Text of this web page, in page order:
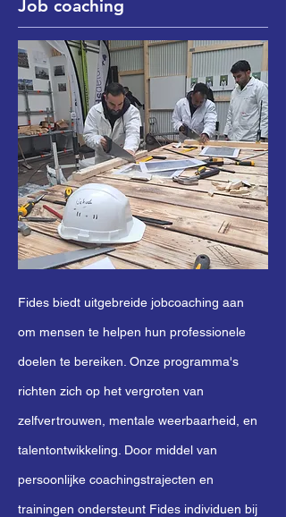
Job coaching
Fides biedt uitgebreide jobcoaching aan
om mensen te helpen hun professionele
doelen te bereiken. Onze programma's
richten zich op het vergroten van
zelfvertrouwen, mentale weerbaarheid, en
talentontwikkeling. Door middel van
persoonlijke coachingstrajecten en
trainingen ondersteunt Fides individuen bij